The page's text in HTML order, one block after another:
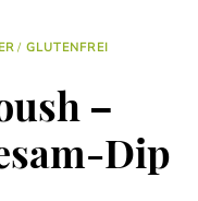
/ GLUTENFREI
–
Dip